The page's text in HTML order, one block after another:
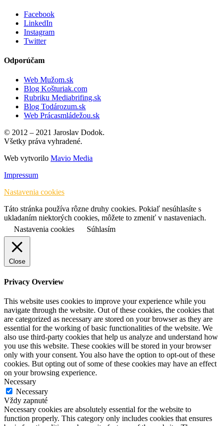
Facebook
LinkedIn
Instagram
Twitter
Odporúčam
Web Mužom.sk
Blog Košturiak.com
Rubriku Mediabrifing.sk
Blog Todározum.sk
Web Prácasmládežou.sk
© 2012 – 2021 Jaroslav Dodok.
Všetky práva vyhradené.
Web vytvorilo Mavio Media
Impressum
Nastavenia cookies
Táto stránka používa rôzne druhy cookies. Pokiaľ nesúhlasíte s
ukladaním niektorých cookies, môžete to zmeniť v nastaveniach.
Nastavenia cookies
Súhlasím
Close
Privacy Overview
This website uses cookies to improve your experience while you
navigate through the website. Out of these cookies, the cookies that
are categorized as necessary are stored on your browser as they are
essential for the working of basic functionalities of the website. We
also use third-party cookies that help us analyze and understand how
you use this website. These cookies will be stored in your browser
only with your consent. You also have the option to opt-out of these
cookies. But opting out of some of these cookies may have an effect
on your browsing experience.
Necessary
Necessary
Vždy zapnuté
Necessary cookies are absolutely essential for the website to
function properly. This category only includes cookies that ensures